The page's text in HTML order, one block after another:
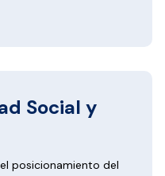
Social y
posicionamiento del